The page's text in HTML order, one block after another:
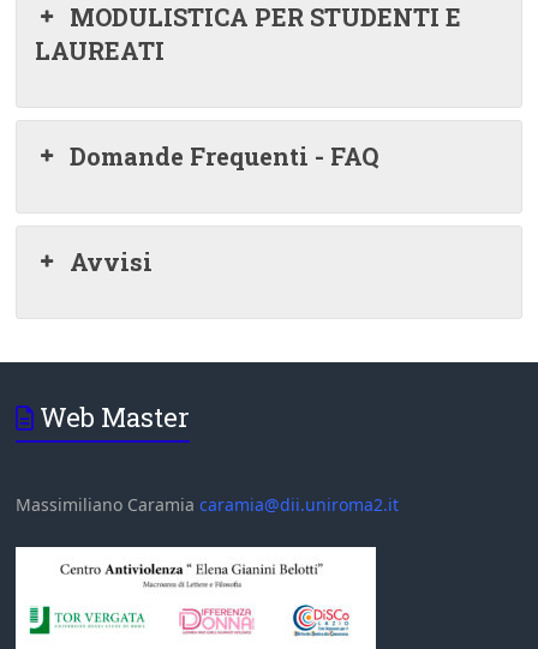
MODULISTICA PER STUDENTI E
LAUREATI
Domande Frequenti - FAQ
Avvisi
Web Master
Massimiliano Caramiacaramia@dii.uniroma2.it